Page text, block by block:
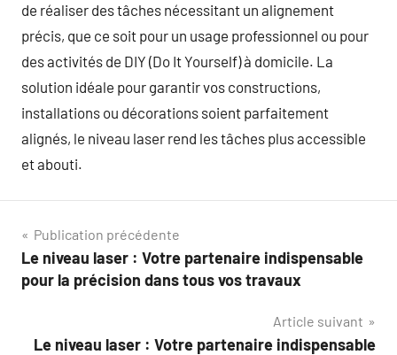
de réaliser des tâches nécessitant un alignement
précis, que ce soit pour un usage professionnel ou pour
des activités de DIY (Do It Yourself) à domicile. La
solution idéale pour garantir vos constructions,
installations ou décorations soient parfaitement
alignés, le niveau laser rend les tâches plus accessible
et abouti.
Navigation
de
Publication précédente
Le niveau laser : Votre partenaire indispensable
pour la précision dans tous vos travaux
Article suivant
Le niveau laser : Votre partenaire indispensable